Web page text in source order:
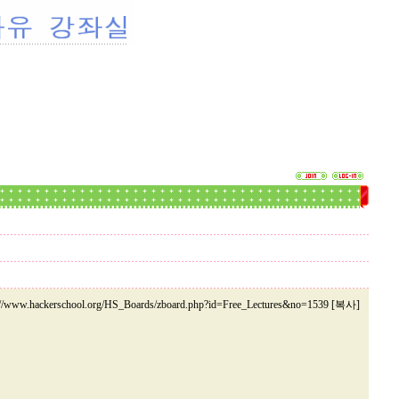
www.hackerschool.org/HS_Boards/zboard.php?id=Free_Lectures&no=1539 [복사]